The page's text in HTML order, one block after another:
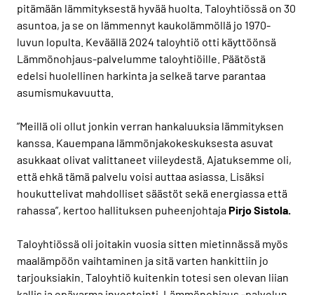
pitämään lämmityksestä hyvää huolta. Taloyhtiössä on 30
asuntoa, ja se on lämmennyt kaukolämmöllä jo 1970-
luvun lopulta. Keväällä 2024 taloyhtiö otti käyttöönsä
Lämmönohjaus-palvelumme taloyhtiöille. Päätöstä
edelsi huolellinen harkinta ja selkeä tarve parantaa
asumismukavuutta.
”Meillä oli ollut jonkin verran hankaluuksia lämmityksen
kanssa. Kauempana lämmönjakokeskuksesta asuvat
asukkaat olivat valittaneet viileydestä. Ajatuksemme oli,
että ehkä tämä palvelu voisi auttaa asiassa. Lisäksi
houkuttelivat mahdolliset säästöt sekä energiassa että
rahassa”, kertoo hallituksen puheenjohtajaPirjo Sistola.
Taloyhtiössä oli joitakin vuosia sitten mietinnässä myös
maalämpöön vaihtaminen ja sitä varten hankittiin jo
tarjouksiakin. Taloyhtiö kuitenkin totesi sen olevan liian